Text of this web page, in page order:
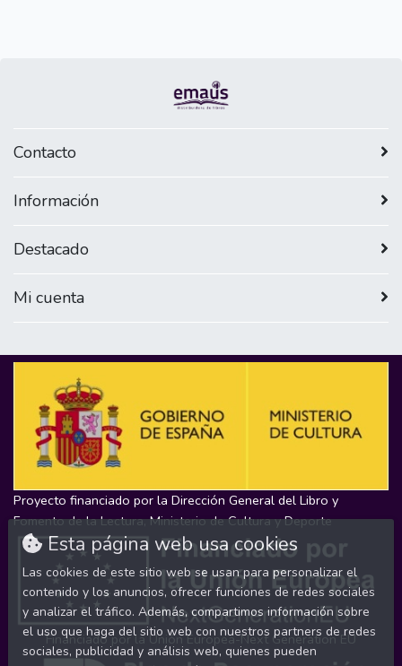
Contacto
Información
Destacado
Mi cuenta
Proyecto financiado por la Dirección General del Libro y
Fomento de la Lectura, Ministerio de Cultura y Deporte
Financiado por la Unión Europea-Next Generation EU
Esta página web usa cookies
Las cookies de este sitio web se usan para personalizar el
contenido y los anuncios, ofrecer funciones de redes sociales
y analizar el tráfico. Además, compartimos información sobre
el uso que haga del sitio web con nuestros partners de redes
sociales, publicidad y análisis web, quienes pueden